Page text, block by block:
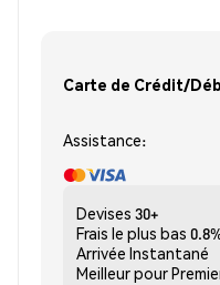
Carte de Crédit/
Assistance:
Devises 30+
Frais le plus bas
Arrivée Instantané
Meilleur pour